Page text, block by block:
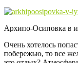
Архипо-Осиповка в
Очень хотелось
побережью, то все